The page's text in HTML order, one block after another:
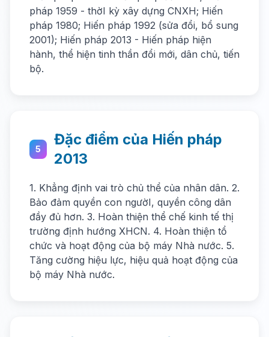
pháp 1959 - thờI kỳ xây dựng CNXH; Hiến
pháp 1980; Hiến pháp 1992 (sửa đổi, bổ sung
2001); Hiến pháp 2013 - Hiến pháp hiện
hành, thể hiện tinh thần đổi mới, dân chủ, tiến
bộ.
5
Đặc điểm của Hiến pháp
2013
1. Khẳng định vai trò chủ thể của nhân dân. 2.
Bảo đảm quyền con ngườI, quyền công dân
đầy đủ hơn. 3. Hoàn thiện thể chế kinh tế thị
trường định hướng XHCN. 4. Hoàn thiện tổ
chức và hoạt động của bộ máy Nhà nước. 5.
Tăng cường hiệu lực, hiệu quả hoạt động của
bộ máy Nhà nước.